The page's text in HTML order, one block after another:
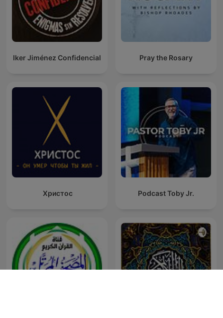
Iker Jiménez Confidencial Pray the Rosary
Христос Podcast Toby Jr.